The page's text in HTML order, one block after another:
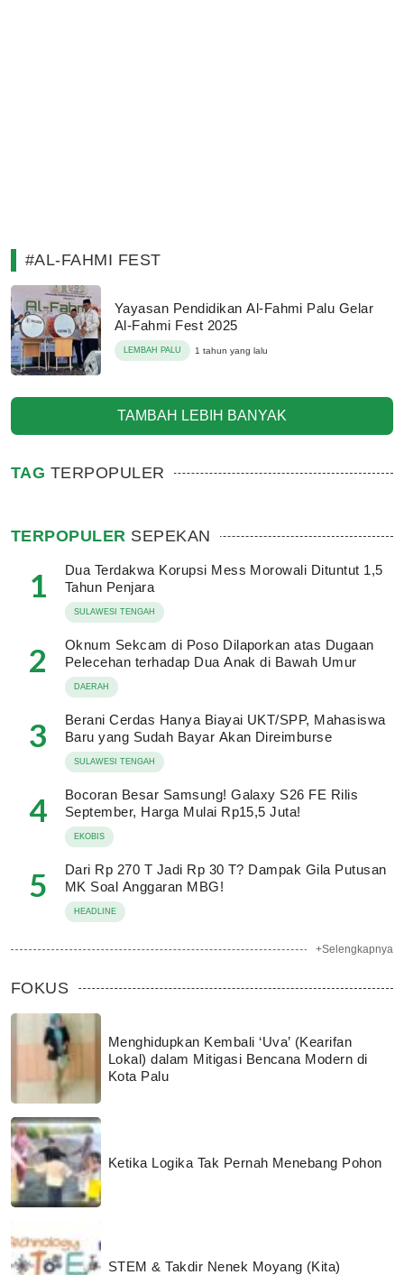
#AL-FAHMI FEST
Yayasan Pendidikan Al-Fahmi Palu Gelar
Al-Fahmi Fest 2025
LEMBAH PALU 1 tahun yang lalu
TAMBAH LEBIH BANYAK
TAG TERPOPULER
TERPOPULER SEPEKAN
1
Dua Terdakwa Korupsi Mess Morowali Dituntut 1,5
Tahun Penjara
SULAWESI TENGAH
2
Oknum Sekcam di Poso Dilaporkan atas Dugaan
Pelecehan terhadap Dua Anak di Bawah Umur
DAERAH
3
Berani Cerdas Hanya Biayai UKT/SPP, Mahasiswa
Baru yang Sudah Bayar Akan Direimburse
SULAWESI TENGAH
4
Bocoran Besar Samsung! Galaxy S26 FE Rilis
September, Harga Mulai Rp15,5 Juta!
EKOBIS
5
Dari Rp 270 T Jadi Rp 30 T? Dampak Gila Putusan
MK Soal Anggaran MBG!
HEADLINE
+Selengkapnya
FOKUS
Menghidupkan Kembali ‘Uva’ (Kearifan
Lokal) dalam Mitigasi Bencana Modern di
Kota Palu
Ketika Logika Tak Pernah Menebang Pohon
STEM & Takdir Nenek Moyang (Kita)